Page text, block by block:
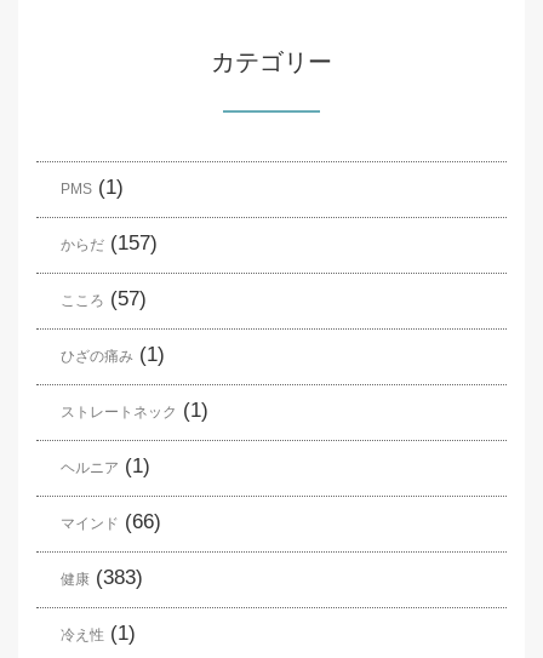
カテゴリー
PMS (1)
からだ (157)
こころ (57)
ひざの痛み (1)
ストレートネック (1)
ヘルニア (1)
マインド (66)
健康 (383)
冷え性 (1)